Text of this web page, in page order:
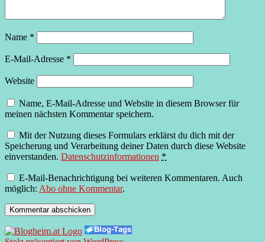
Name *
E-Mail-Adresse *
Website
Name, E-Mail-Adresse und Website in diesem Browser für
meinen nächsten Kommentar speichern.
Mit der Nutzung dieses Formulars erklärst du dich mit der
Speicherung und Verarbeitung deiner Daten durch diese Website
einverstanden. Datenschutzinformationen *
E-Mail-Benachrichtigung bei weiteren Kommentaren. Auch
möglich: Abo ohne Kommentar.